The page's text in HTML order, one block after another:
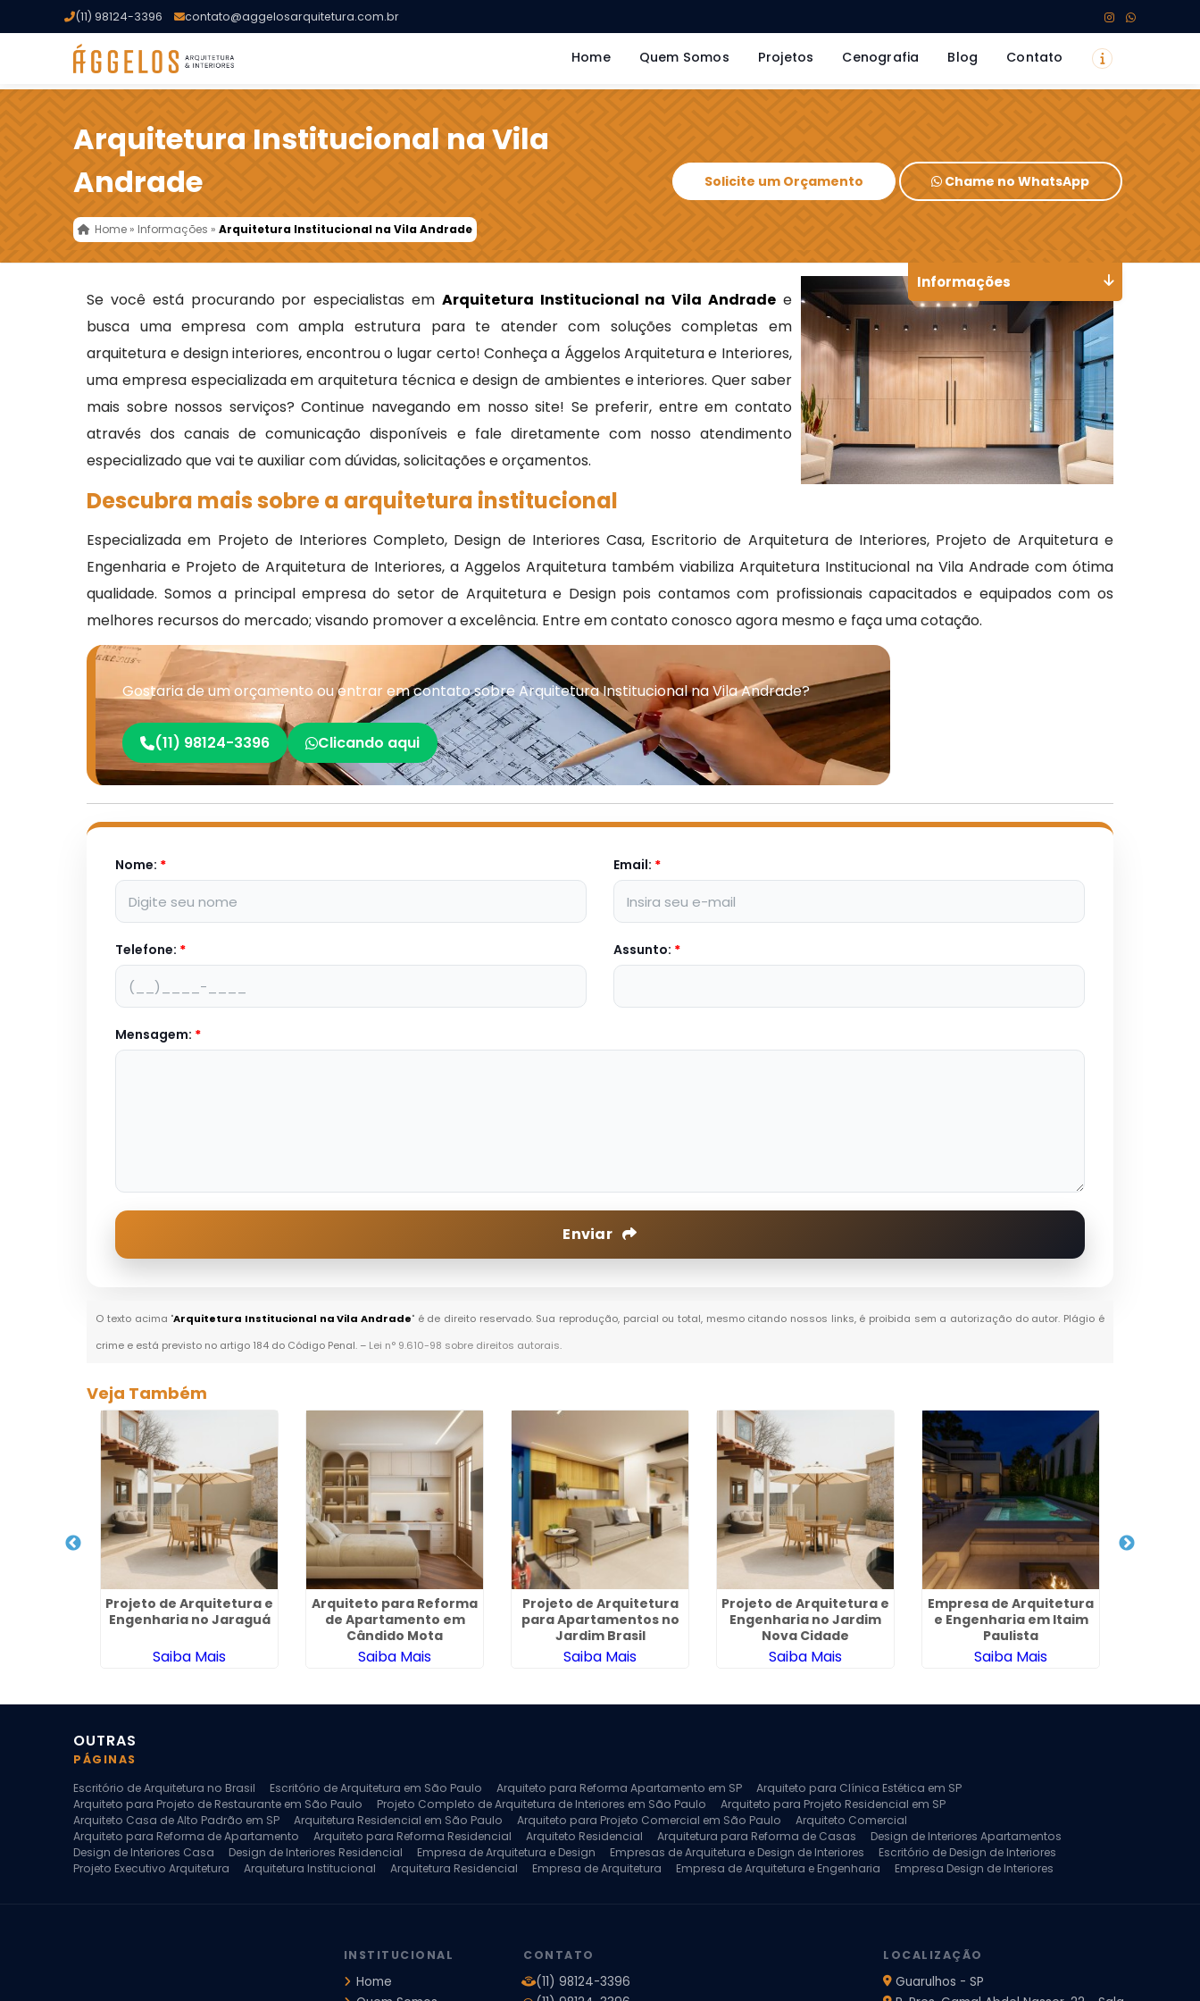
(11) 98124-3396 contato@aggelosarquitetura.com.br
Home Quem Somos Projetos Cenografia Blog Contato
Arquitetura Institucional na Vila
Andrade
Home » Informações »Arquitetura Institucional na Vila Andrade
Solicite um Orçamento Chame no WhatsApp
Se você está procurando por especialistas em Arquitetura Institucional na Vila Andrade e
busca uma empresa com ampla estrutura para te atender com soluções completas em
arquitetura e design interiores, encontrou o lugar certo! Conheça a Ággelos Arquitetura e Interiores,
uma empresa especializada em arquitetura técnica e design de ambientes e interiores. Quer saber
mais sobre nossos serviços? Continue navegando em nosso site! Se preferir, entre em contato
através dos canais de comunicação disponíveis e fale diretamente com nosso atendimento
especializado que vai te auxiliar com dúvidas, solicitações e orçamentos.
Descubra mais sobre a arquitetura institucional
Especializada em Projeto de Interiores Completo, Design de Interiores Casa, Escritorio de Arquitetura de Interiores, Projeto de Arquitetura e
Engenharia e Projeto de Arquitetura de Interiores, a Aggelos Arquitetura também viabiliza Arquitetura Institucional na Vila Andrade com ótima
qualidade. Somos a principal empresa do setor de Arquitetura e Design pois contamos com profissionais capacitados e equipados com os
melhores recursos do mercado; visando promover a excelência. Entre em contato conosco agora mesmo e faça uma cotação.
Gostaria de um orçamento ou entrar em contato sobre Arquitetura Institucional na Vila Andrade?
(11) 98124-3396 Clicando aqui
Nome: * Email: *
Telefone: * Assunto: *
Mensagem: *
Enviar
O texto acima "Arquitetura Institucional na Vila Andrade" é de direito reservado. Sua reprodução, parcial ou total, mesmo citando nossos links, é proibida sem a autorização do autor. Plágio é
crime e está previsto no artigo 184 do Código Penal. – Lei n° 9.610-98 sobre direitos autorais.
Informações
Veja Também
Projeto de Arquitetura e
Engenharia no Jaraguá
Saiba Mais
Arquiteto para Reforma
de Apartamento em
Cândido Mota
Saiba Mais
Projeto de Arquitetura
para Apartamentos no
Jardim Brasil
Saiba Mais
Projeto de Arquitetura e
Engenharia no Jardim
Nova Cidade
Saiba Mais
Empresa de Arquitetura
e Engenharia em Itaim
Paulista
Saiba Mais
OUTRAS
PÁGINAS
Escritório de Arquitetura no Brasil
Escritório de Arquitetura em São Paulo Arquiteto para Reforma Apartamento em SP
Arquiteto para Clínica Estética em SP
Arquiteto para Projeto de Restaurante em São Paulo
Projeto Completo de Arquitetura de Interiores em São Paulo
Arquiteto para Projeto Residencial em SP
Arquiteto Casa de Alto Padrão em SP
Arquitetura Residencial em São Paulo Arquiteto para Projeto Comercial em São Paulo
Arquiteto Comercial
Arquiteto para Reforma de Apartamento
Arquiteto para Reforma Residencial Arquiteto Residencial Arquitetura para Reforma de Casas
Design de Interiores Apartamentos
Design de Interiores Casa
Design de Interiores Residencial Empresa de Arquitetura e Design Empresas de Arquitetura e Design de Interiores
Escritório de Design de Interiores
Projeto Executivo Arquitetura
Arquitetura Institucional Arquitetura Residencial Empresa de Arquitetura Empresa de Arquitetura e Engenharia
Empresa Design de Interiores
INSTITUCIONAL
Home
CONTATO
(11) 98124-3396
LOCALIZAÇÃO
Guarulhos - SP